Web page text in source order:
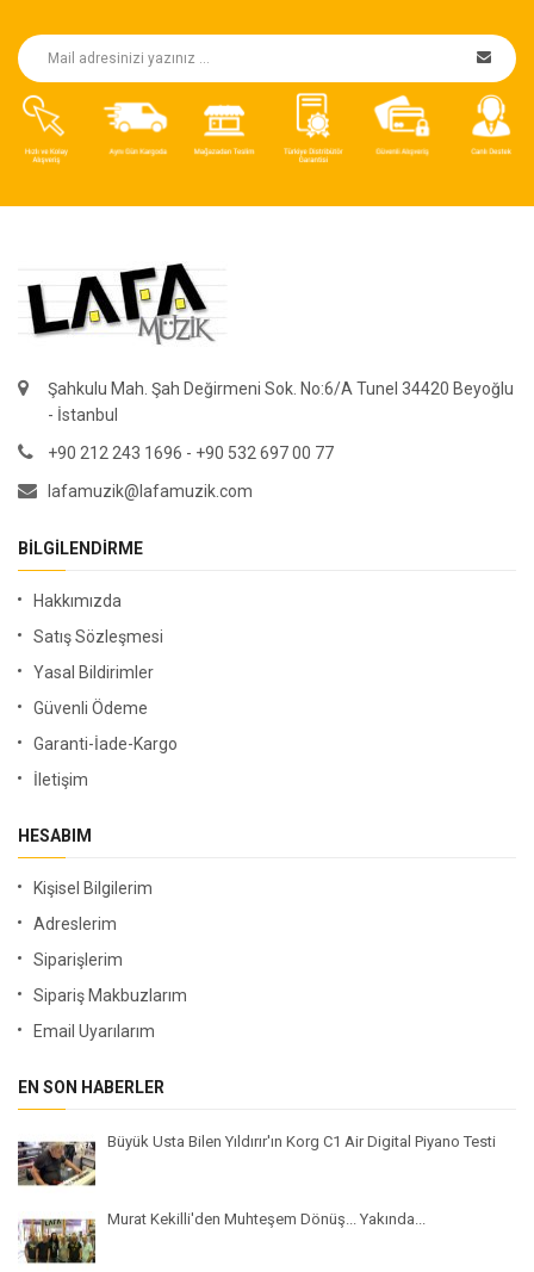
Şahkulu Mah. Şah Değirmeni Sok. No:6/A Tunel 34420 Beyoğlu
- İstanbul
+90 212 243 1696 - +90 532 697 00 77
lafamuzik@lafamuzik.com
BILGILENDIRME
Hakkımızda
Satış Sözleşmesi
Yasal Bildirimler
Güvenli Ödeme
Garanti-İade-Kargo
İletişim
HESABIM
Kişisel Bilgilerim
Adreslerim
Siparişlerim
Sipariş Makbuzlarım
Email Uyarılarım
EN SON HABERLER
Büyük Usta Bilen Yıldırır'ın Korg C1 Air Digital Piyano Testi
Murat Kekilli'den Muhteşem Dönüş... Yakında...